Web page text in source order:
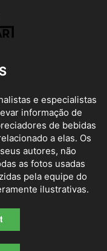
e especialistas
informação de
de bebidas
a elas. Os
autores, não
as fotos usadas
pela equipe do
ilustrativas.